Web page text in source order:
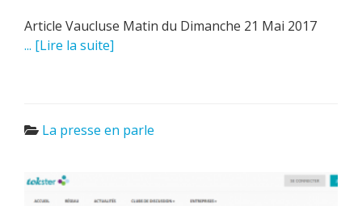
Article Vaucluse Matin du Dimanche 21 Mai 2017
... [Lire la suite]
La presse en parle